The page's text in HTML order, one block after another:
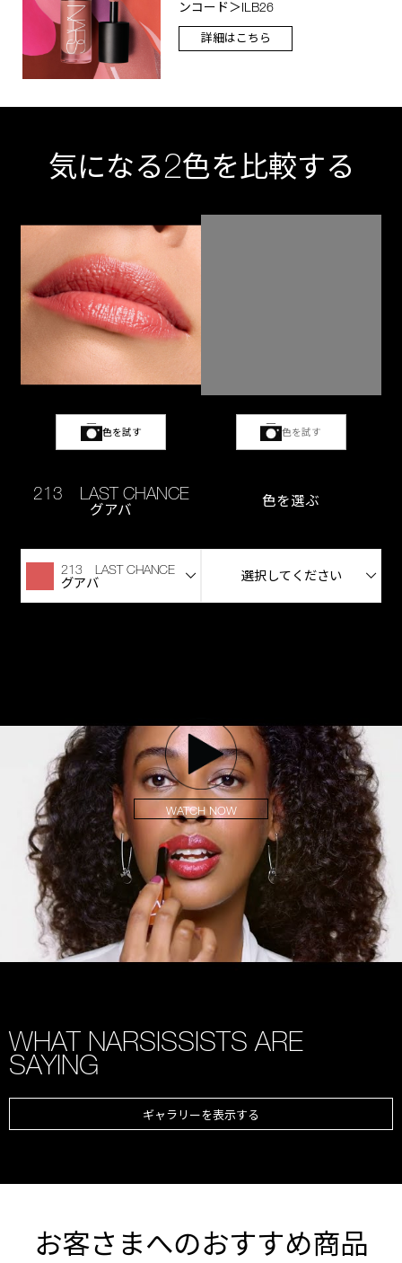
ンコード＞ILB26
詳細はこちら
気になる2色を比較する
色を試す
213 LAST CHANCE
グアバ
213 LAST CHANCE
グアバ
色を試す
色を選ぶ
選択してください
WATCH NOW
WHAT NARSISSISTS ARE
SAYING
ギャラリーを表示する
お客さまへのおすすめ商品